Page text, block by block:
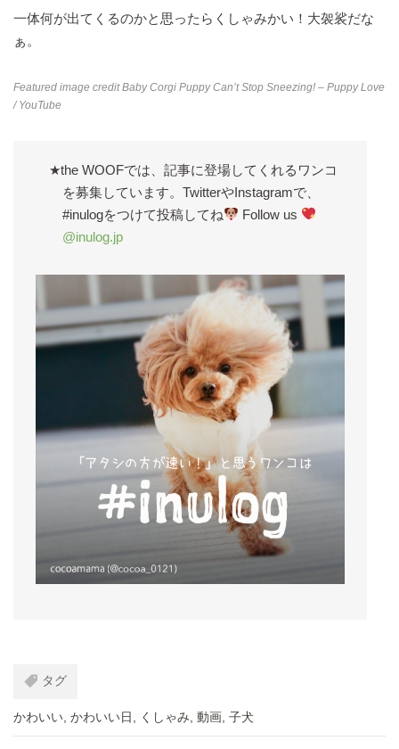
一体何が出てくるのかと思ったらくしゃみかい！大袈裟だな
ぁ。
Featured image creditBaby Corgi Puppy Can’t Stop Sneezing! – Puppy Love
/ YouTube
★the WOOFでは、記事に登場してくれるワンコ
を募集しています。TwitterやInstagramで、
#inulogをつけて投稿してね
Follow us
@inulog.jp
タグ
かわいい かわいい日 くしゃみ 動画 子犬